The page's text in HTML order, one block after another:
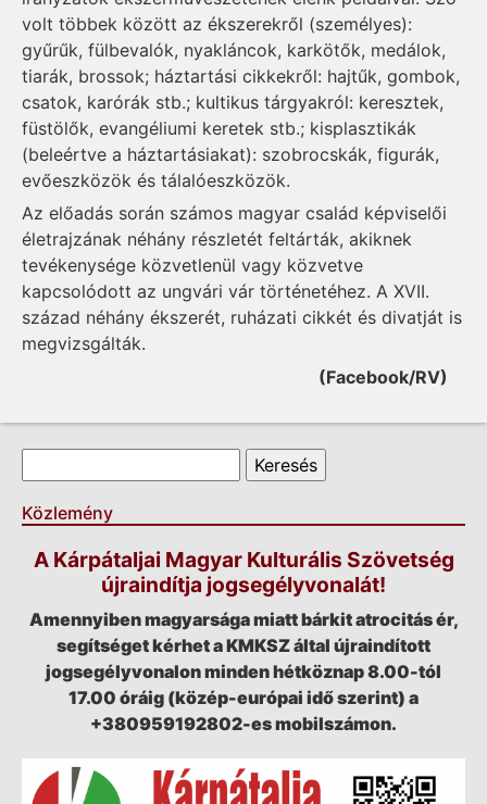
volt többek között az ékszerekről (személyes):
gyűrűk, fülbevalók, nyakláncok, karkötők, medálok,
tiarák, brossok; háztartási cikkekről: hajtűk, gombok,
csatok, karórák stb.; kultikus tárgyakról: keresztek,
füstölők, evangéliumi keretek stb.; kisplasztikák
(beleértve a háztartásiakat): szobrocskák, figurák,
evőeszközök és tálalóeszközök.
Az előadás során számos magyar család képviselői
életrajzának néhány részletét feltárták, akiknek
tevékenysége közvetlenül vagy közvetve
kapcsolódott az ungvári vár történetéhez. A XVII.
század néhány ékszerét, ruházati cikkét és divatját is
megvizsgálták.
(Facebook/RV)
Keresés űrlap
Keresés
Közlemény
A Kárpátaljai Magyar Kulturális Szövetség
újraindítja jogsegélyvonalát!
Amennyiben magyarsága miatt bárkit atrocitás ér,
segítséget kérhet a KMKSZ által újraindított
jogsegélyvonalon minden hétköznap 8.00-tól
17.00 óráig (közép-európai idő szerint) a
+380959192802-es mobilszámon.